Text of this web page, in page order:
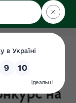
на